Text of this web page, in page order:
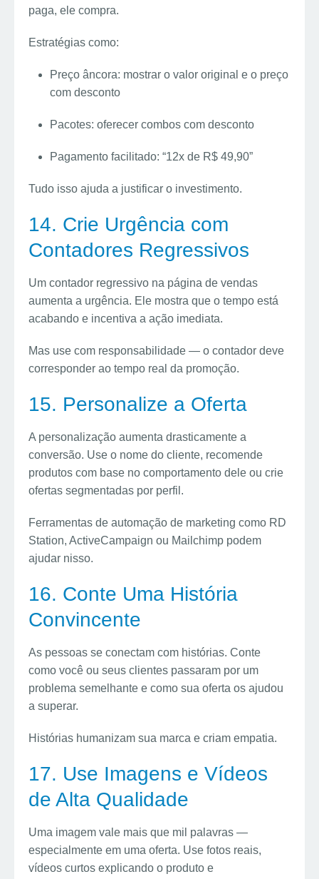
paga, ele compra.
Estratégias como:
Preço âncora: mostrar o valor original e o preço
com desconto
Pacotes: oferecer combos com desconto
Pagamento facilitado: “12x de R$ 49,90”
Tudo isso ajuda a justificar o investimento.
14. Crie Urgência com
Contadores Regressivos
Um contador regressivo na página de vendas
aumenta a urgência. Ele mostra que o tempo está
acabando e incentiva a ação imediata.
Mas use com responsabilidade — o contador deve
corresponder ao tempo real da promoção.
15. Personalize a Oferta
A personalização aumenta drasticamente a
conversão. Use o nome do cliente, recomende
produtos com base no comportamento dele ou crie
ofertas segmentadas por perfil.
Ferramentas de automação de marketing como RD
Station, ActiveCampaign ou Mailchimp podem
ajudar nisso.
16. Conte Uma História
Convincente
As pessoas se conectam com histórias. Conte
como você ou seus clientes passaram por um
problema semelhante e como sua oferta os ajudou
a superar.
Histórias humanizam sua marca e criam empatia.
17. Use Imagens e Vídeos
de Alta Qualidade
Uma imagem vale mais que mil palavras —
especialmente em uma oferta. Use fotos reais,
vídeos curtos explicando o produto e